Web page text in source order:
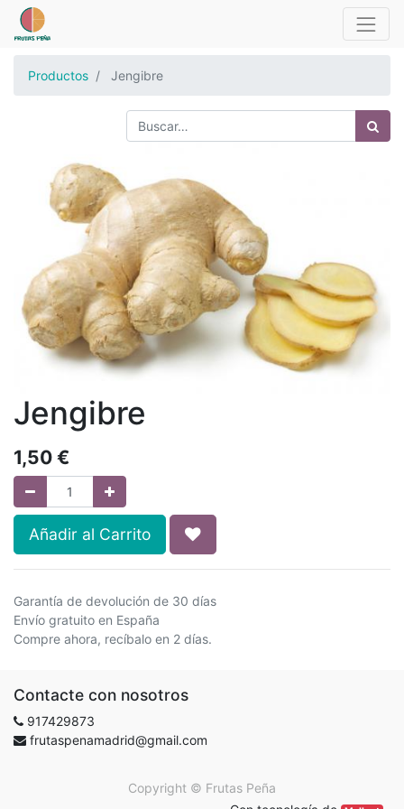
Productos Jengibre
Jengibre
1,50 €
Añadir al Carrito
Garantía de devolución de 30 días
Envío gratuito en España
Compre ahora, recíbalo en 2 días.
Contacte con nosotros
917429873
frutaspenamadrid@gmail.com
Copyright © Frutas Peña